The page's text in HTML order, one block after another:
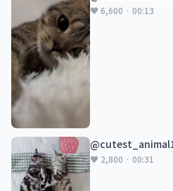
♥ 6,600 · 00:13
♥ 2,800 · 00:31